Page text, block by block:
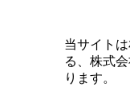
当サイト
る、株式
ります。